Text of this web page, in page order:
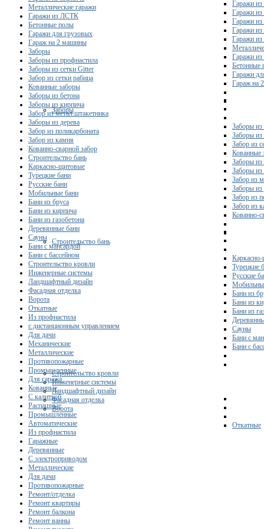
Гаражи из
Гаражи из
Гаражи из
Гаражи
Гаражи из
Гаражи
Бетонные
Гаражи
Гараж на
Заборы
Заборы из
Заборы из
Забор из
Кованные
Заборы из
Заборы из
Забор из
Заборы из
Забор из
Забор из
Кованно-
Строительство бань
Турецкие
Русские
Бани из
Бани из
Бани из
Сауны
Бани с
Бани с
Строительство кровли
Инженерные системы
Ландшафтный дизайн
Фасадная отделка
Ворота
Откатные
Металлические гаражи
Гаражи из ЛСТК
Бетонные полы
Гаражи для грузовых
Гараж на 2 машины
Заборы
Заборы из профнастила
Заборы из сетки Gitter
Забор из сетки рабица
Кованные заборы
Заборы из бетона
Заборы из кирпича
Забор из метал.штакетника
Заборы из дерева
Забор из поликарбоната
Забор из камня
Кованно-сварной забор
Строительство бань
Каркасно-щитовые
Турецкие бани
Русские бани
Мобильные бани
Бани из бруса
Бани из кирпича
Бани из газобетона
Деревянные бани
Сауны
Бани с мансардой
Бани с бассейном
Строительство кровли
Инженерные системы
Ландшафтный дизайн
Фасадная отделка
Ворота
Откатные
Из профнастила
с дистанционным управлением
Для дачи
Механические
Металлические
Противопожарные
Промышленные
Для гаража
Кованные
С калиткой
Распашные
Промышленные
Автоматические
Из профнастила
Гаражные
Деревянные
С электроприводом
Металлические
Для дачи
Противопожарные
Ремонт/отделка
Ремонт квартиры
Ремонт балкона
Ремонт ванны